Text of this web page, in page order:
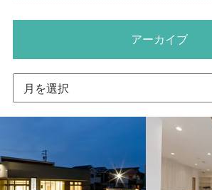
アーカイブ
カ
イ